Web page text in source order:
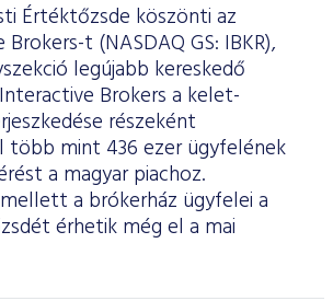
Értéktőzsde köszönti az
t (NASDAQ GS: IBKR),
legújabb kereskedő
Brokers a kelet-
részeként
mint 436 ezer ügyfelének
a magyar piachoz.
a brókerház ügyfelei a
érhetik még el a mai